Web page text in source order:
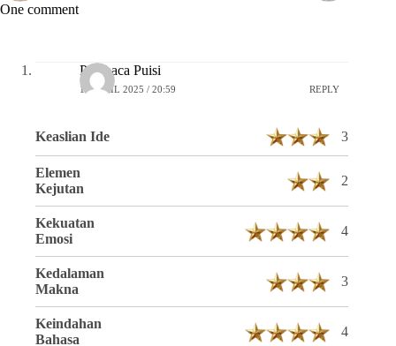
One comment
Pembaca Puisi
16 APRIL 2025 / 20:59 REPLY
Keaslian Ide 3
Elemen
Kejutan
2
Kekuatan
Emosi
4
Kedalaman
Makna
3
Keindahan
Bahasa
4